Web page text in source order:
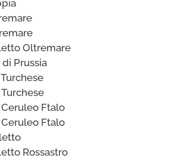
Oltremare
di Prussia
Ceruleo Ftalo
Ceruleo Ftalo
Rossastro